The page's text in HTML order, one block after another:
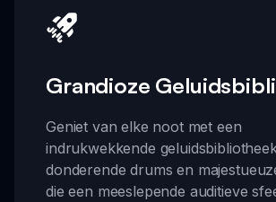
Grandioze
Geniet van elke noot met een
indrukwekkende
donderende drums en
die een meeslepende auditieve